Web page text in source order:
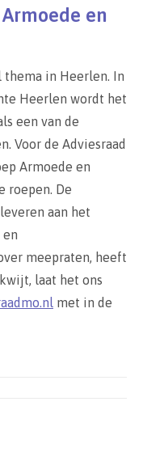
en
thema in Heerlen. In
Heerlen wordt het
een van de
Voor de Adviesraad
Armoede en
roepen. De
aan het
en
meepraten, heeft
laat het ons
met in de